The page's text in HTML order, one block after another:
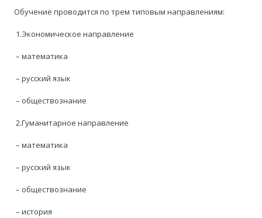
Обучение проводится по трем типовым направлениям:
1.Экономическое направление
– математика
– русский язык
– обществознание
2.Гуманитарное направление
– математика
– русский язык
– обществознание
– история